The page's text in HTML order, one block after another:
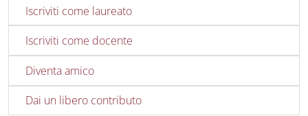
Iscriviti come laureato
Iscriviti come docente
Diventa amico
Dai un libero contributo